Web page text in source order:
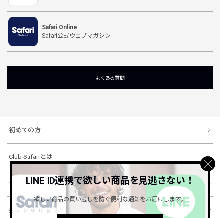
Safari Online
Safari公式ウェブマガジン
よくある質問
初めての方
Club Safariとは
ショッピングガイド
会社概要・規約
LINE ID連携で欲しい商品を見逃さない！
欲しい商品の買い逃しを防ぐ便利な通知をお届けします。